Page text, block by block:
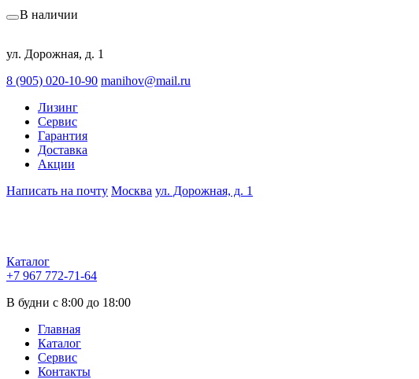
ул. Дорожная, д. 1
8 (905) 020-10-90 manihov@mail.ru
Лизинг
Сервис
Гарантия
Доставка
Акции
Написать на почту Москва ул. Дорожная, д. 1
Каталог
+7 967 772-71-64
В будни с 8:00 до 18:00
Главная
Каталог
Сервис
Контакты
В наличии